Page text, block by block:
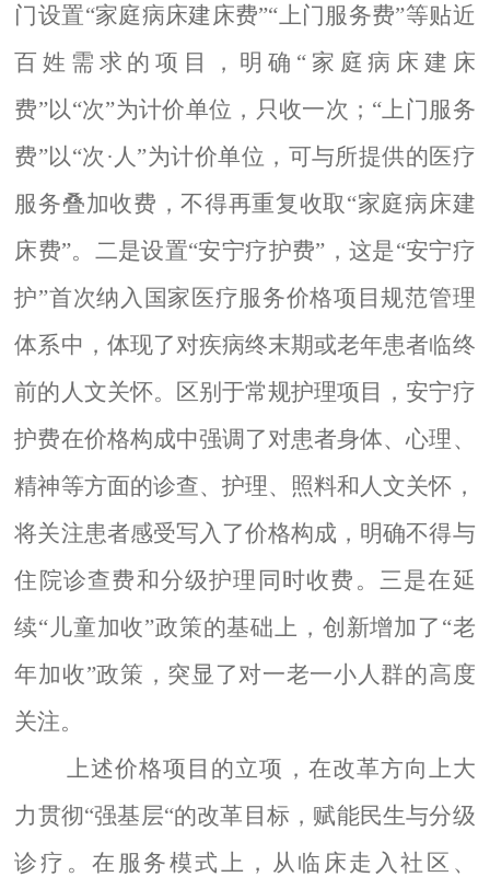
门设置“家庭病床建床费”“上门服务费”等贴近
百姓需求的项目，明确“家庭病床建床
费”以“次”为计价单位，只收一次；“上门服务
费”以“次·人”为计价单位，可与所提供的医疗
服务叠加收费，不得再重复收取“家庭病床建
床费”。二是设置“安宁疗护费”，这是“安宁疗
护”首次纳入国家医疗服务价格项目规范管理
体系中，体现了对疾病终末期或老年患者临终
前的人文关怀。区别于常规护理项目，安宁疗
护费在价格构成中强调了对患者身体、心理、
精神等方面的诊查、护理、照料和人文关怀，
将关注患者感受写入了价格构成，明确不得与
住院诊查费和分级护理 同时收费。三是在延
续“儿童加收”政策的基础上，创新增加了“老
年加收”政策，突显了对一老一小人群的高度
关注。
上述价格项目的立项，在改革方向上大
力贯彻“强基层“的改革目标，赋能民生与分级
诊疗。在服务模式上，从临床走入社区、